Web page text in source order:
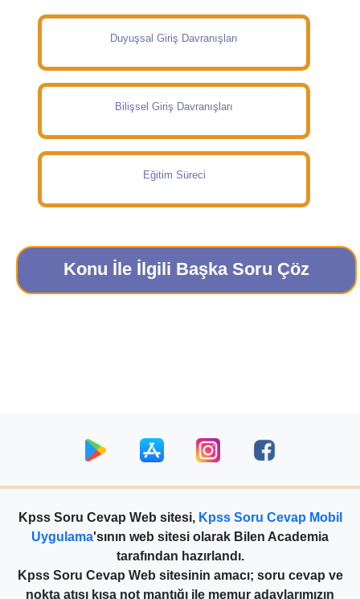
Duyuşsal Giriş Davranışları
Bilişsel Giriş Davranışları
Eğitim Süreci
Konu İle İlgili Başka Soru Çöz
Kpss Soru Cevap Web sitesi, Kpss Soru Cevap Mobil
Uygulama'sının web sitesi olarak Bilen Academia
tarafından hazırlandı.
Kpss Soru Cevap Web sitesinin amacı; soru cevap ve
nokta atışı kısa not mantığı ile memur adaylarımızın